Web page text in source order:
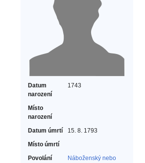
Datum
narození
1743
Místo
narození
Datum úmrtí
15. 8. 1793
Místo úmrtí
Povolání
Náboženský nebo